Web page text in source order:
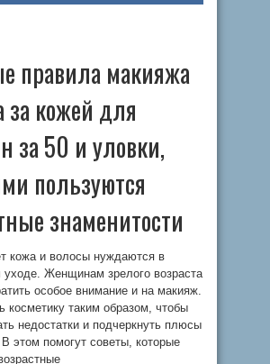
правила макияжа
за кожей для
за 50 и уловки,
пользуются
знаменитости
кожа и волосы нуждаются в
Женщинам зрелого возраста
особое внимание и на макияж.
косметику таким образом, чтобы
недостатки и подчеркнуть плюсы
этом помогут советы, которые